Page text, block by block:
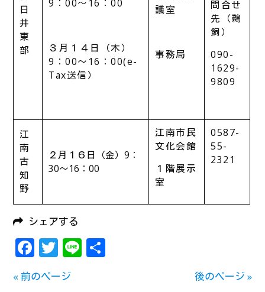
日
井
東
部
9：00～16：00
３月１４日（木）
9：00～16：00(e-
Tax送信）
議室
事務局
問合せ
先（鵜
飼）
090-
1629-
9809
江
南
古
知
野
２月１６日（金）9：
30～16：00
江南市民
文化会館
１階展示
室
0587-
55-
2321
シェアする
Facebook
Twitter
Line
« 前のページ 後のページ »